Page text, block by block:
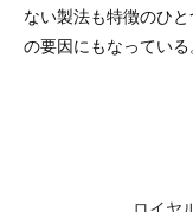
ない製法も特徴のひ
の要因にもなっている